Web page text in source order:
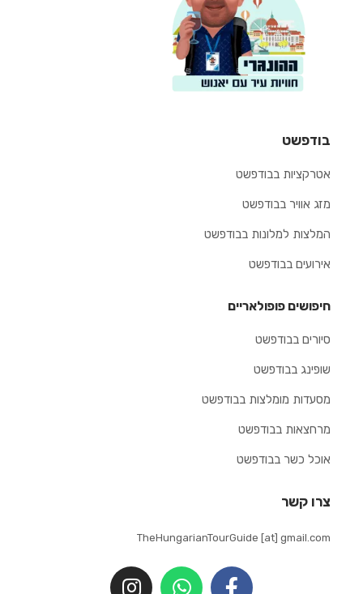
בודפשט
אטרקציות בבודפשט
מזג אוויר בבודפשט
המלצות למלונות בבודפשט
אירועים בבודפשט
חיפושים פופולאריים
סיורים בבודפשט
שופינג בבודפשט
מסעדות מומלצות בבודפשט
מרחצאות בבודפשט
אוכל כשר בבודפשט
צרו קשר
TheHungarianTourGuide [at] gmail.com